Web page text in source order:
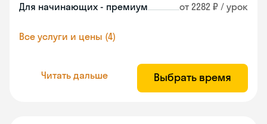
Для начинающих - премиум от 2282 ₽ / урок
Все услуги и цены (4)
Читать дальше Выбрать время